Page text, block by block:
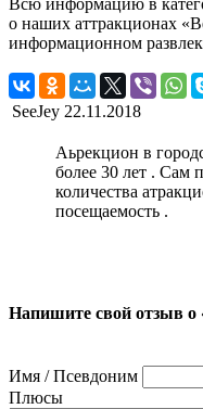
о наших аттракционах
информационном
SeeJey 22.11.2018
Аьрекцион в
более 30 лет . Сам
количества
посещаемость .
Напишите свой отзыв о
Имя / Псевдоним
Плюсы